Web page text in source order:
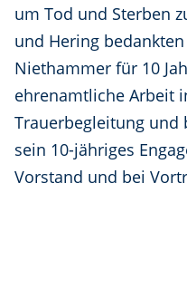
um Tod und Sterben
und Hering
Niethammer für 10
ehrenamtliche Arbeit
Trauerbegleitung und
sein 10-jähriges
Vorstand und bei